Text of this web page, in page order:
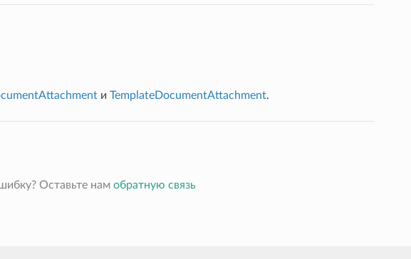
иTemplateDocumentAttachment.
Оставьте нам обратную связь